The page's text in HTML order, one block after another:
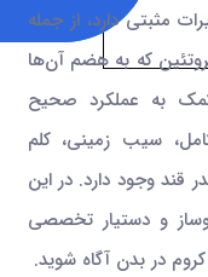
مثبتی دارد، از جمله
که به هضم آن‌ها
به عملکرد صحیح
سیب زمینی، کلم
قند وجود دارد. در این
و دستیار تخصصی
در بدن آگاه شوید.